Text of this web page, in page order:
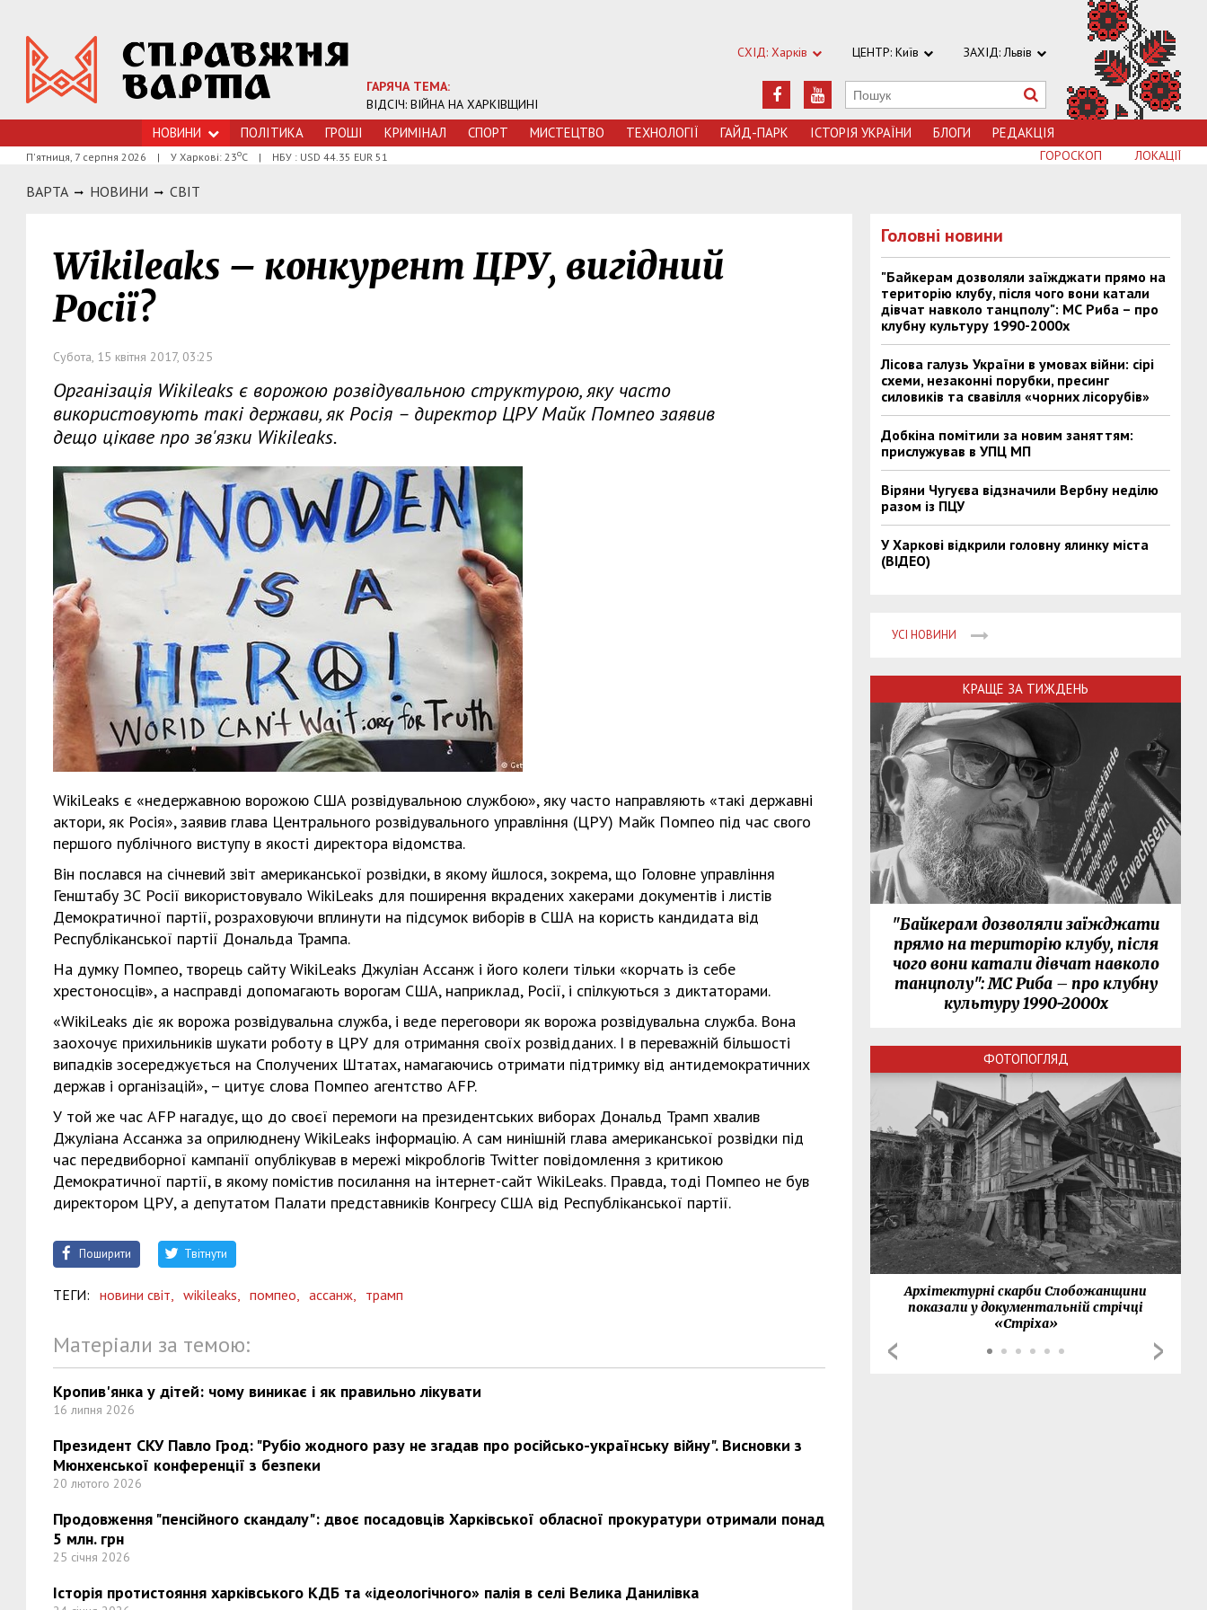
ГАРЯЧА ТЕМА:
ВІДСІЧ: ВІЙНА НА ХАРКІВЩИНІ
СХІД: Харків ЦЕНТР: Київ ЗАХІД: Львів
НОВИНИ ПОЛІТИКА ГРОШI КРИМIНАЛ СПОРТ МИСТЕЦТВО ТЕХНОЛОГIЇ ГАЙД-ПАРК ІСТОРІЯ УКРАЇНИ БЛОГИ РЕДАКЦІЯ
П'ятниця, 7 серпня 2026 | У Харкові: 23оС | НБУ : USD 44.35 EUR 51 ЛОКАЦІЇ
ГОРОСКОП
ВАРТА НОВИНИ СВІТ
Wikileaks – конкурент ЦРУ, вигідний
Росії?
Субота, 15 квітня 2017, 03:25
Організація Wikileaks є ворожою розвідувальною структурою, яку часто
використовують такі держави, як Росія – директор ЦРУ Майк Помпео заявив
дещо цікаве про зв'язки Wikileaks.
WikiLeaks є «недержавною ворожою США розвідувальною службою», яку часто направляють «такі державні
актори, як Росія», заявив глава Центрального розвідувального управління (ЦРУ) Майк Помпео під час свого
першого публічного виступу в якості директора відомства.
Він послався на січневий звіт американської розвідки, в якому йшлося, зокрема, що Головне управління
Генштабу ЗС Росії використовувало WikiLeaks для поширення вкрадених хакерами документів і листів
Демократичної партії, розраховуючи вплинути на підсумок виборів в США на користь кандидата від
Республіканської партії Дональда Трампа.
На думку Помпео, творець сайту WikiLeaks Джуліан Ассанж і його колеги тільки «корчать із себе
хрестоносців», а насправді допомагають ворогам США, наприклад, Росії, і спілкуються з диктаторами.
«WikiLeaks діє як ворожа розвідувальна служба, і веде переговори як ворожа розвідувальна служба. Вона
заохочує прихильників шукати роботу в ЦРУ для отримання своїх розвідданих. І в переважній більшості
випадків зосереджується на Сполучених Штатах, намагаючись отримати підтримку від антидемократичних
держав і організацій», – цитує слова Помпео агентство AFP.
У той же час AFP нагадує, що до своєї перемоги на президентських виборах Дональд Трамп хвалив
Джуліана Ассанжа за оприлюднену WikiLeaks інформацію. А сам нинішній глава американської розвідки під
час передвиборної кампанії опублікував в мережі мікроблогів Twitter повідомлення з критикою
Демократичної партії, в якому помістив посилання на інтернет-сайт WikiLeaks. Правда, тоді Помпео не був
директором ЦРУ, а депутатом Палати представників Конгресу США від Республіканської партії.
Поширити Твітнути
ТЕГИ: новини світ, wikileaks, помпео, ассанж, трамп
Матеріали за темою:
Кропив'янка у дітей: чому виникає і як правильно лікувати
16 липня 2026
Президент СКУ Павло Грод: "Рубіо жодного разу не згадав про російсько-українську війну". Висновки з
Мюнхенської конференції з безпеки
20 лютого 2026
Продовження "пенсійного скандалу": двоє посадовців Харківської обласної прокуратури отримали понад
5 млн. грн
25 січня 2026
Історія протистояння харківського КДБ та «ідеологічного» палія в селі Велика Данилівка
Головні новини
"Байкерам дозволяли заїжджати прямо на
територію клубу, після чого вони катали
дівчат навколо танцполу": МС Риба – про
клубну культуру 1990-2000х
Лісова галузь України в умовах війни: сірі
схеми, незаконні порубки, пресинг
силовиків та свавілля «чорних лісорубів»
Добкіна помітили за новим заняттям:
прислужував в УПЦ МП
Віряни Чугуєва відзначили Вербну неділю
разом із ПЦУ
У Харкові відкрили головну ялинку міста
(ВІДЕО)
УСІ НОВИНИ
КРАЩЕ ЗА ТИЖДЕНЬ
"Байкерам дозволяли заїжджати
прямо на територію клубу, після
чого вони катали дівчат навколо
танцполу": МС Риба – про клубну
культуру 1990-2000х
ФОТОПОГЛЯД
Архітектурні скарби Слобожанщини
показали у документальній стрічці
«Стріха»